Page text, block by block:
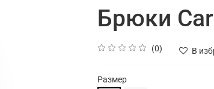
Брюки
(0) В
Размер